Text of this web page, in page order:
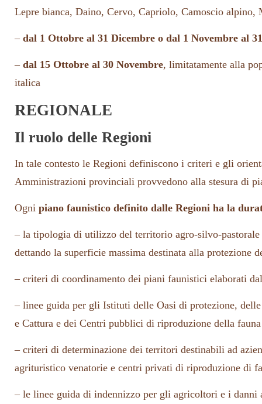
Lepre bianca, Daino, Cervo, Capriolo, Camoscio alpino,
– dal 1 Ottobre al 31 Dicembre o dal 1 Novembre al
– dal 15 Ottobre al 30 Novembre, limitatamente alla
italica
REGIONALE
Il ruolo delle Regioni
In tale contesto le Regioni definiscono i criteri e gli
Amministrazioni provinciali provvedono alla stesura di
Ogni piano faunistico definito dalle Regioni ha la
– la tipologia di utilizzo del territorio agro-silvo-
dettando la superficie massima destinata alla protezione
– criteri di coordinamento dei piani faunistici elaborati
– linee guida per gli Istituti delle Oasi di protezione,
e Cattura e dei Centri pubblici di riproduzione della
– criteri di determinazione dei territori destinabili ad
agrituristico venatorie e centri privati di riproduzione di
– le linee guida di indennizzo per gli agricoltori e i danni